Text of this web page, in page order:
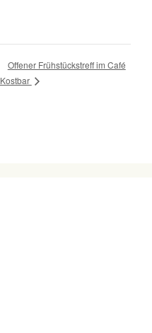
Offener Frühstückstreff im Café
Kostbar